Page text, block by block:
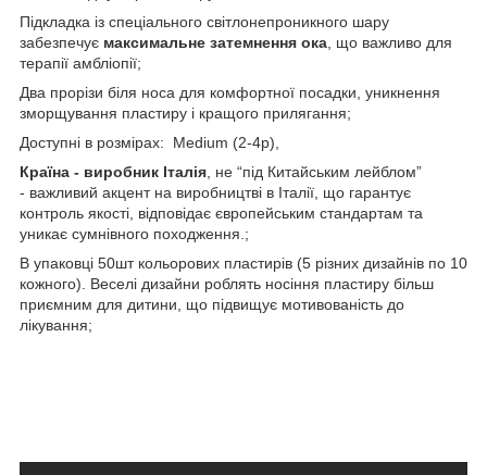
Підкладка із спеціального світлонепроникного шару
забезпечує максимальне затемнення ока , що важливо для
терапії амбліопії;
Два прорізи біля носа для комфортної посадки, уникнення
зморщування пластиру і кращого прилягання;
Доступні в розмірах: Medium (2-4р),
Країна - виробник Італія , не “під Китайським лейблом”
- важливий акцент на виробництві в Італії, що гарантує
контроль якості, відповідає європейським стандартам та
уникає сумнівного походження.;
В упаковці 50шт кольорових пластирів (5 різних дизайнів по 10
кожного). Веселі дизайни роблять носіння пластиру більш
приємним для дитини, що підвищує мотивованість до
лікування;